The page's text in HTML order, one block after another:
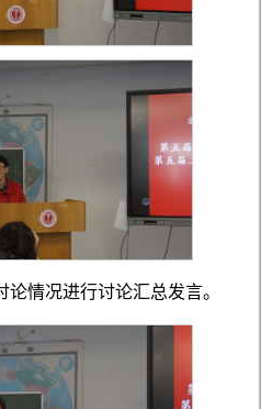
情况进行讨论汇总发言。